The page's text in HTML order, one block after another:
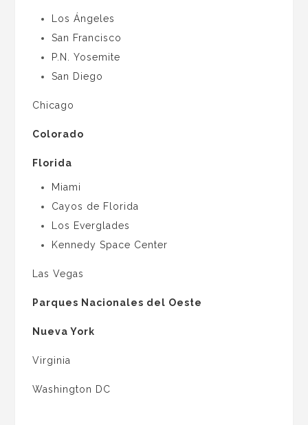
Los Ángeles
San Francisco
P.N. Yosemite
San Diego
Chicago
Colorado
Florida
Miami
Cayos de Florida
Los Everglades
Kennedy Space Center
Las Vegas
Parques Nacionales del Oeste
Nueva York
Virginia
Washington DC